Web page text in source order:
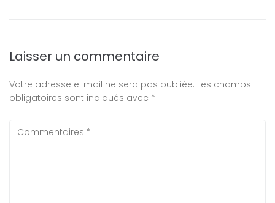
Laisser un commentaire
Votre adresse e-mail ne sera pas publiée. Les champs
obligatoires sont indiqués avec *